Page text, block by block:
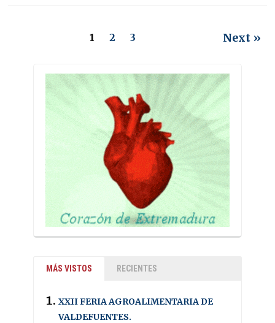
1 2 3 Next »
MÁS VISTOS RECIENTES
XXII FERIA AGROALIMENTARIA DE
VALDEFUENTES.